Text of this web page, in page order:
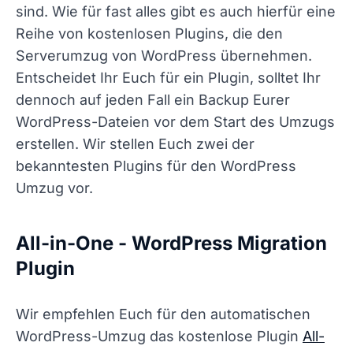
sind. Wie für fast alles gibt es auch hierfür eine
Reihe von kostenlosen Plugins, die den
Serverumzug von WordPress übernehmen.
Entscheidet Ihr Euch für ein Plugin, solltet Ihr
dennoch auf jeden Fall ein Backup Eurer
WordPress-Dateien vor dem Start des Umzugs
erstellen. Wir stellen Euch zwei der
bekanntesten Plugins für den WordPress
Umzug vor.
All-in-One - WordPress Migration
Plugin
Wir empfehlen Euch für den automatischen
WordPress-Umzug das kostenlose Plugin All-